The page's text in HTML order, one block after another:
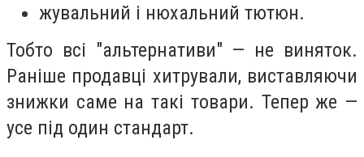
жувальний і нюхальний тютюн.
Тобто всі "альтернативи" — не виняток.
Раніше продавці хитрували, виставляючи
знижки саме на такі товари. Тепер же —
усе під один стандарт.